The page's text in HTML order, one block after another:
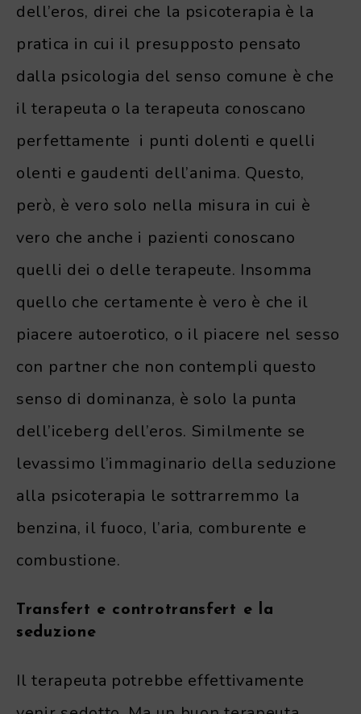
dell’eros, direi che la psicoterapia è la
pratica in cui il presupposto pensato
dalla psicologia del senso comune è che
il terapeuta o la terapeuta conoscano
perfettamente i punti dolenti e quelli
olenti e gaudenti dell’anima. Questo,
però, è vero solo nella misura in cui è
vero che anche i pazienti conoscano
quelli dei o delle terapeute. Insomma
quello che certamente è vero è che il
piacere autoerotico, o il piacere nel sesso
con partner che non contempli questo
senso di dominanza, è solo la punta
dell’iceberg dell’eros. Similmente se
levassimo l’immaginario della seduzione
alla psicoterapia le sottrarremmo la
benzina, il fuoco, l’aria, comburente e
combustione.
Transfert e controtransfert e la
seduzione
Il terapeuta potrebbe effettivamente